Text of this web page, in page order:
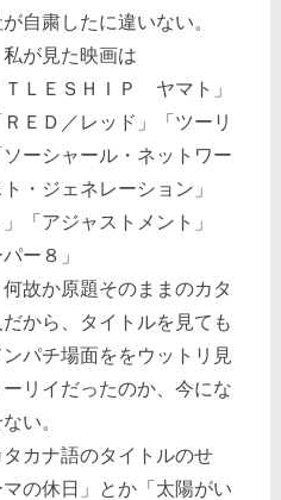
自粛したに違いない。
が見た映画は
ＬＥＳＨＩＰ ヤマト」
ＥＤ／レッド」「ツーリ
ーシャール・ネットワー
・ジェネレーション」
「アジャストメント」
ー８」
故か原題そのままのカタ
から、タイトルを見ても
パチ場面ををウットリ見
リイだったのか、今にな
い。
カナ語のタイトルのせ
の休日」とか「太陽がい